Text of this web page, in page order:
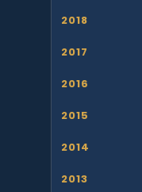
2018
2017
2016
2015
2014
2013